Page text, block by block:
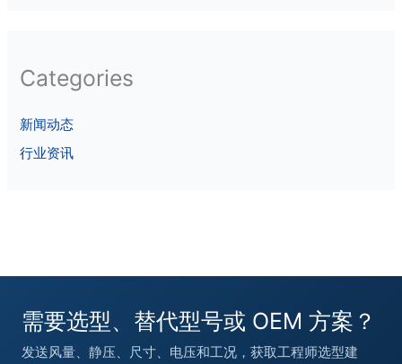
Categories
新闻动态
行业资讯
需要选型、替代型号或 OEM 方案？
发送风量、静压、尺寸、电压和工况，获取工程师选型建